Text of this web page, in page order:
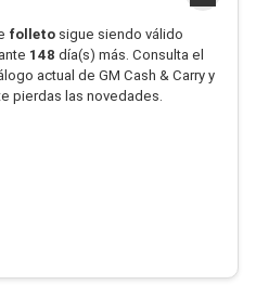
folletosigue siendo válido
148 día(s) más. Consulta el
actual de GM Cash & Carry y
pierdas las novedades.